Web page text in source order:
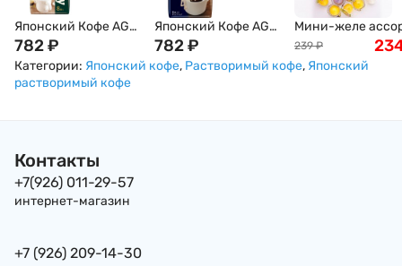
Японский Кофе AGF
Blendy Special Blend
(Бленди Спешиал
Бленд), 56г
782₽
Японский Кофе AGF
Blendy Mocha Blend
(Бленди Мокка), 56 г
782₽
Мини-желе
тропических
New Choice, 400г
239 ₽
Категории: Японский кофе, Растворимый кофе, Японский
растворимый кофе
Контакты
+7(926) 011-29-57
интернет-магазин
+7 (926) 209-14-30